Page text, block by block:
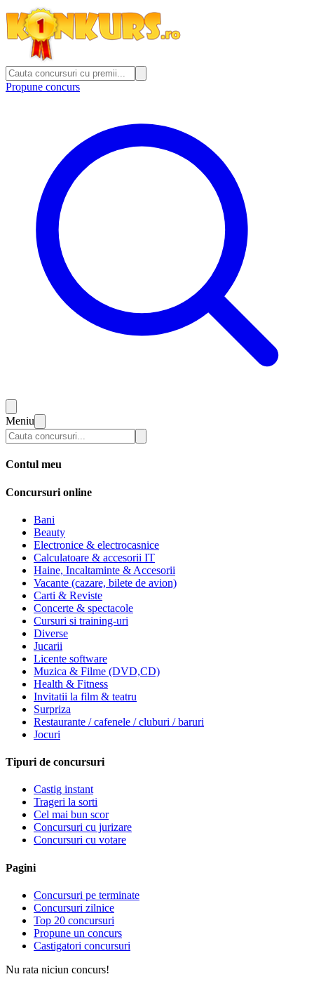
Propune concurs
Meniu
Contul meu
Concursuri online
Bani
Beauty
Electronice & electrocasnice
Calculatoare & accesorii IT
Haine, Incaltaminte & Accesorii
Vacante (cazare, bilete de avion)
Carti & Reviste
Concerte & spectacole
Cursuri si training-uri
Diverse
Jucarii
Licente software
Muzica & Filme (DVD,CD)
Health & Fitness
Invitatii la film & teatru
Surpriza
Restaurante / cafenele / cluburi / baruri
Jocuri
Tipuri de concursuri
Castig instant
Trageri la sorti
Cel mai bun scor
Concursuri cu jurizare
Concursuri cu votare
Pagini
Concursuri pe terminate
Concursuri zilnice
Top 20 concursuri
Propune un concurs
Castigatori concursuri
Nu rata niciun concurs!